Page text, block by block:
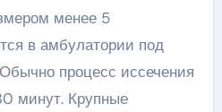
менее 5
в амбулатории под
процесс иссечения
минут. Крупные